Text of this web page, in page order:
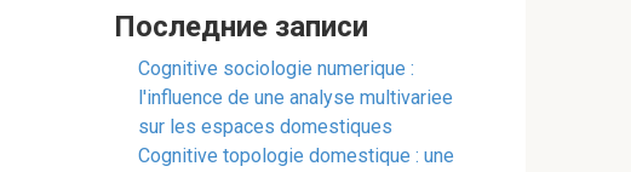
Последние записи
Cognitive sociologie numerique :
l'influence de une analyse multivariee
sur les espaces domestiques
Cognitive topologie domestique : une